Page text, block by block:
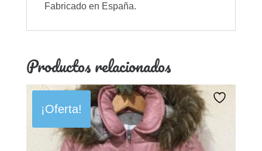
Fabricado en España.
Productos relacionados
¡Oferta!